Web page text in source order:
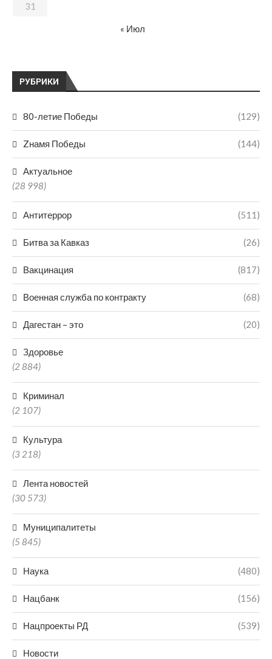
РУБРИКИ
80-летие Победы (129)
Zнамя Победы (144)
Актуальное
(28 998)
Антитеррор (511)
Битва за Кавказ (26)
Вакцинация (817)
Военная служба по контракту (68)
Дагестан – это (20)
Здоровье
(2 884)
Криминал
(2 107)
Культура
(3 218)
Лента новостей
(30 573)
Муниципалитеты
(5 845)
Наука (480)
Нацбанк (156)
Нацпроекты РД (539)
Новости
31
« Июл